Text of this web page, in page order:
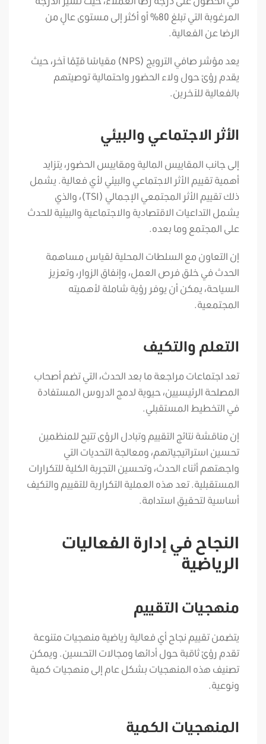
المرغوبة التي تبلغ 80% أو أكثر إلى مستوى عالٍ من
الرضا عن الفعالية.
يعد مؤشر صافي الترويج (NPS) مقياسًا قيّمًا آخر، حيث
يقدم رؤىً حول ولاء الحضور واحتمالية توصيتهم
بالفعالية للآخرين.
الأثر الاجتماعي والبيئي
إلى جانب المقاييس المالية ومقاييس الحضور، يتزايد
أهمية تقييم الأثر الاجتماعي والبيئي لأي فعالية. يشمل
ذلك تقييم الأثر المجتمعي الإجمالي (TSI)، والذي
يشمل التداعيات الاقتصادية والاجتماعية والبيئية للحدث
على المجتمع وما بعده.
إن التعاون مع السلطات المحلية لقياس مساهمة
الحدث في خلق فرص العمل، وإنفاق الزوار، وتعزيز
السياحة، يمكن أن يوفر رؤية شاملة لأهميته
المجتمعية.
التعلم والتكيف
تعد اجتماعات مراجعة ما بعد الحدث، التي تضم أصحاب
المصلحة الرئيسيين، حيوية لدمج الدروس المستفادة
في التخطيط المستقبلي.
إن مناقشة نتائج التقييم وتبادل الرؤى تتيح للمنظمين
تحسين استراتيجياتهم، ومعالجة التحديات التي
واجهتهم أثناء الحدث، وتحسين التجربة الكلية للتكرارات
المستقبلية. تعد هذه العملية التكرارية للتقييم والتكيف
أساسية لتحقيق استدامة.
النجاح في إدارة الفعاليات
الرياضية
منهجيات التقييم
يتضمن تقييم نجاح أي فعالية رياضية منهجيات متنوعة
تقدم رؤىً ثاقبة حول أدائها ومجالات التحسين. ويمكن
تصنيف هذه المنهجيات بشكل عام إلى منهجيات كمية
ونوعية.
المنهجيات الكمية